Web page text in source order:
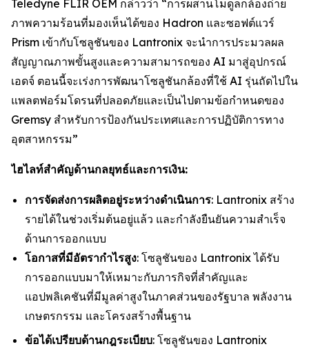
Teledyne FLIR OEM กล่าวว่า “การผสานโมดูลกล้องถ่าย
ภาพความร้อนที่มองเห็นได้ของ Hadron และซอฟต์แวร์
Prism เข้ากับโซลูชันของ Lantronix จะนำการประมวลผล
สัญญาณภาพขั้นสูงและความสามารถของ AI มาสู่อุปกรณ์
เอดจ์ ตอนนี้จะเร่งการพัฒนาโซลูชันกล้องที่ใช้ AI รุ่นถัดไปใน
แพลตฟอร์มโดรนที่ปลอดภัยและเป็นไปตามข้อกำหนดของ
Gremsy สำหรับการป้องกันประเทศและการปฏิบัติการทาง
อุตสาหกรรม”
ไฮไลท์สำคัญด้านกลยุทธ์และการเงิน:
การจัดส่งการผลิตอยู่ระหว่างดำเนินการ: Lantronix สร้าง
รายได้ในช่วงเริ่มต้นอยู่แล้ว และกำลังยืนยันความสำเร็จ
ด้านการออกแบบ
โอกาสที่มีอัตรากำไรสูง: โซลูชันของ Lantronix ได้รับ
การออกแบบมาให้เหมาะกับภารกิจที่สำคัญและ
แอปพลิเคชันที่มีมูลค่าสูงในภาคส่วนของรัฐบาล พลังงาน
เกษตรกรรม และโครงสร้างพื้นฐาน
ข้อได้เปรียบด้านกฎระเบียบ: โซลูชันของ Lantronix